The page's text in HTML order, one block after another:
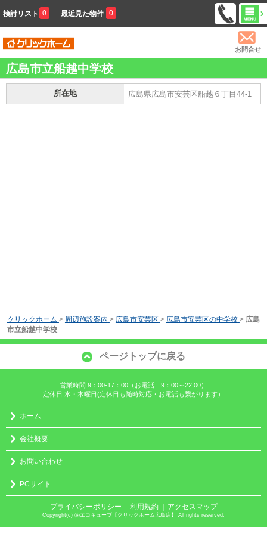
検討リスト 0 最近見た物件 0
お問合せ
広島市立船越中学校
所在地 広島県広島市安芸区船越６丁目44-1
クリックホーム > 周辺施設案内 > 広島市安芸区 > 広島市安芸区の中学校 > 広島
市立船越中学校
ページトップに戻る
営業時間:9：00-17：00（お電話 9：00～22:00）
定休日:水・木曜日(定休日も随時対応・お電話も繋がります）
ホーム
会社概要
お問い合わせ
PCサイト
プライバシーポリシー ｜ 利用規約 ｜アクセスマップ
Copyright(c) ㈱エコキューブ【クリックホーム広島店】 All rights reserved.